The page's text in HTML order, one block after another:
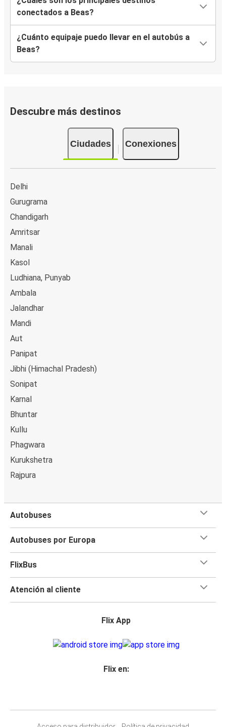
conectados a Beas?
¿Cuánto equipaje puedo llevar en el autobús a
Beas?
Descubre más destinos
Ciudades Conexiones
Delhi
Gurugrama
Chandigarh
Amritsar
Manali
Kasol
Ludhiana, Punyab
Ambala
Jalandhar
Mandi
Aut
Panipat
Jibhi (Himachal Pradesh)
Sonipat
Karnal
Bhuntar
Kullu
Phagwara
Kurukshetra
Rajpura
Autobuses
Autobuses por Europa
FlixBus
Atención al cliente
Flix App
Flix en: